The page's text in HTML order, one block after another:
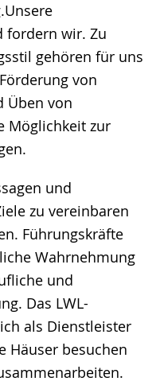
fordern wir. Zu
gehören für uns
von
Üben von
Möglichkeit zur
und
zu vereinbaren
Führungskräfte
Wahrnehmung
und
Das LWL-
als Dienstleister
Häuser besuchen